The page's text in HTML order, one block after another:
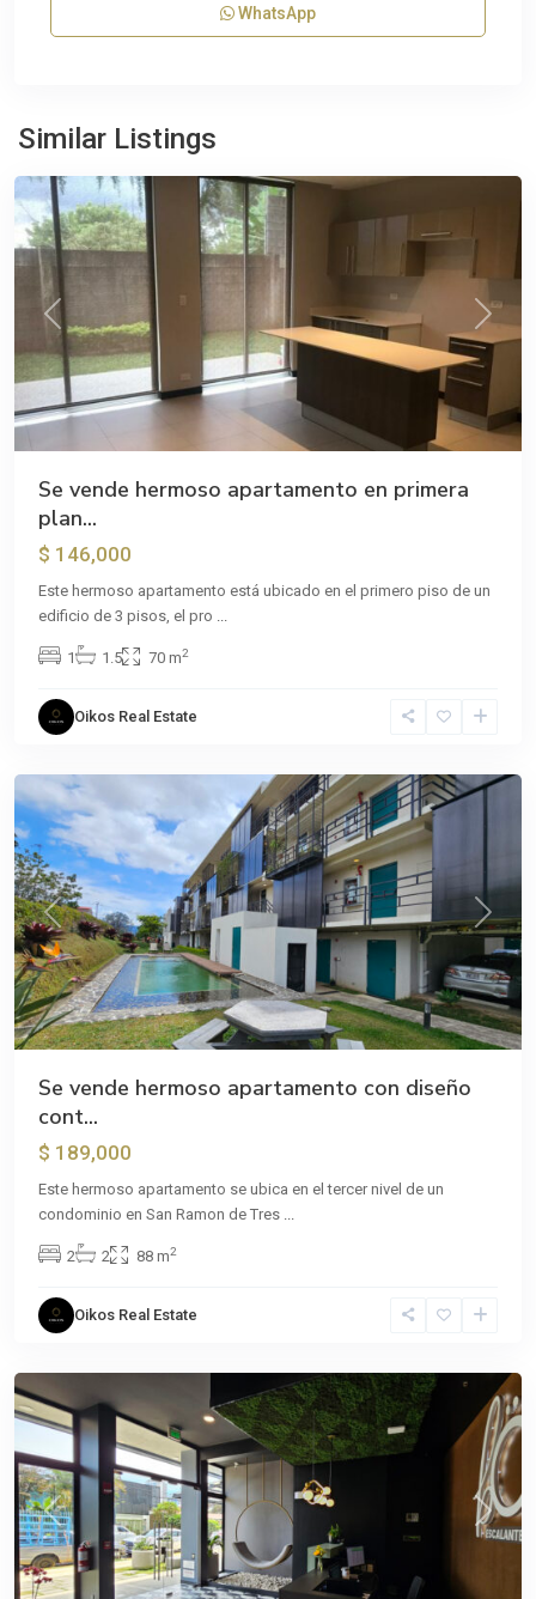
WhatsApp
Similar Listings
Curridabat
Previous Next
Se vende hermoso apartamento en primera
plan...
$ 146,000
Este hermoso apartamento está ubicado en el primero piso de un
edificio de 3 pisos, el pro ...
1 1.5 70 m2
Oikos Real Estate
Ramón
de
Tres
Previous Next
Se vende hermoso apartamento con diseño
cont...
$ 189,000
Este hermoso apartamento se ubica en el tercer nivel de un
condominio en San Ramon de Tres ...
2 2 88 m2
Oikos Real Estate
Previous Next